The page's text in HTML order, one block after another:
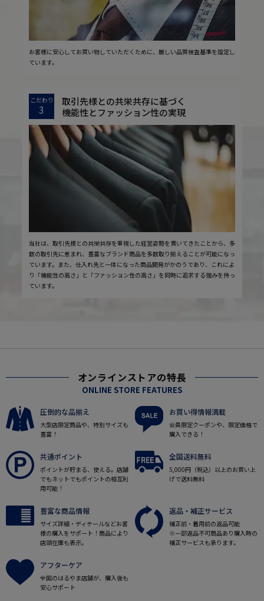
お客様に安心してお買い物していただくために、厳しい品質検査基準を設定し
ています。
こだわり
3
取引先様との共栄共存に基づく
機能性とファッション性の実現
当社は、取引先様との共栄共存を重視した経営姿勢を貫いてきたことから、多
数の取引先に恵まれ、豊富なブランド商品を多数取り揃えることが可能になっ
ています。また、仕入れ先と一体になった商品開発がかのうであり、これによ
り「機能性の高さ」と「ファッション性の高さ」を同時に追求する強みを持っ
ています。
オンラインストアの特長
ONLINE STORE FEATURES
圧倒的な品揃え
大型店限定商品や、特別サイズも
豊富！
お買い得情報満載
会員限定クーポンや、限定価格で
購入できる！
共通ポイント
ポイントが貯まる、使える。店舗
でもネットでもポイントの相互利
用可能！
全国送料無料
5,000円（税込）以上のお買い上
げで送料無料
豊富な商品情報
サイズ詳細・ディテールなどお客
様の購入をサポート！商品により
店頭在庫も表示。
返品・補正サービス
補正前・着用前の返品可能
※一部返品不可商品あり購入時の
補正サービスも承ります。
アフターケア
全国のはるやま店舗が、購入後も
安心サポート